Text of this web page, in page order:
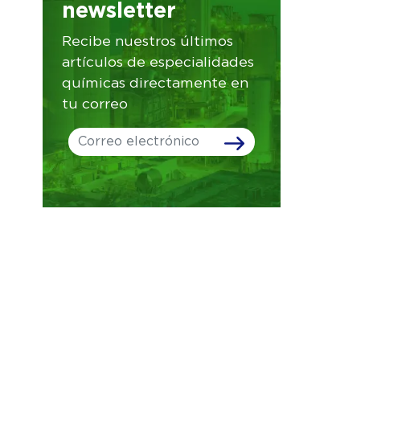
newsletter
Recibe nuestros últimos
artículos de especialidades
químicas directamente en
tu correo
Leave
this
field
blank